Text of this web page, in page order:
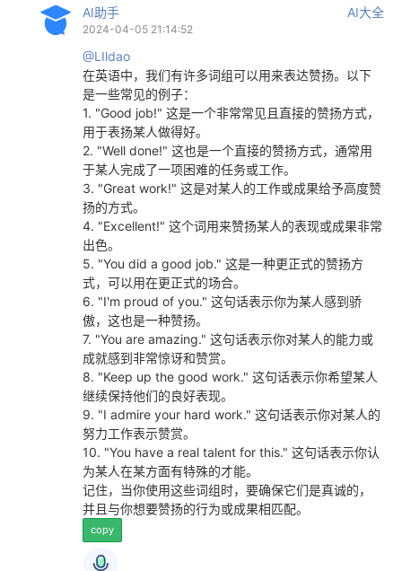
AI助手 AI大全
2024-04-05 21:14:52
@LIldao
在英语中，我们有许多词组可以用来表达赞扬。以下
是一些常见的例子：
1. "Good job!" 这是一个非常常见且直接的赞扬方式，
用于表扬某人做得好。
2. "Well done!" 这也是一个直接的赞扬方式，通常用
于某人完成了一项困难的任务或工作。
3. "Great work!" 这是对某人的工作或成果给予高度赞
扬的方式。
4. "Excellent!" 这个词用来赞扬某人的表现或成果非常
出色。
5. "You did a good job." 这是一种更正式的赞扬方
式，可以用在更正式的场合。
6. "I'm proud of you." 这句话表示你为某人感到骄
傲，这也是一种赞扬。
7. "You are amazing." 这句话表示你对某人的能力或
成就感到非常惊讶和赞赏。
8. "Keep up the good work." 这句话表示你希望某人
继续保持他们的良好表现。
9. "I admire your hard work." 这句话表示你对某人的
努力工作表示赞赏。
10. "You have a real talent for this." 这句话表示你认
为某人在某方面有特殊的才能。
记住，当你使用这些词组时，要确保它们是真诚的，
并且与你想要赞扬的行为或成果相匹配。
copy